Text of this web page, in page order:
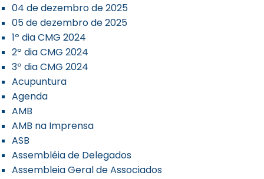
04 de dezembro de 2025
05 de dezembro de 2025
1º dia CMG 2024
2º dia CMG 2024
3º dia CMG 2024
Acupuntura
Agenda
AMB
AMB na Imprensa
ASB
Assembléia de Delegados
Assembleia Geral de Associados